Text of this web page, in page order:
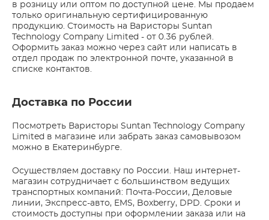
в розницу или оптом по доступной цене. Мы продаем
только оригинальную сертифицированную
продукцию. Стоимость на Варисторы Suntan
Technology Company Limited - от 0.36 рублей.
Оформить заказ можно через сайт или написать в
отдел продаж по электронной почте, указанной в
списке контактов.
Доставка по России
Посмотреть Варисторы Suntan Technology Company
Limited в магазине или забрать заказ самовывозом
можно в Екатеринбурге.
Осуществляем доставку по России. Наш интернет-
магазин сотрудничает с большинством ведущих
транспортных компаний: Почта-России, Деловые
линии, Экспресс-авто, EMS, Boxberry, DPD. Сроки и
стоимость доступны при оформлении заказа или на